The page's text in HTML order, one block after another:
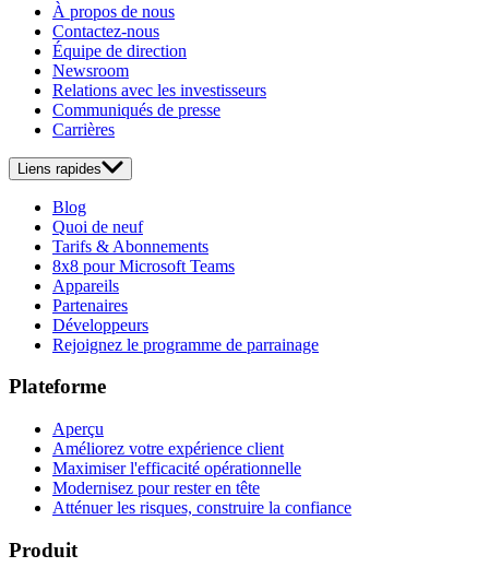
À propos de nous
Contactez-nous
Équipe de direction
Newsroom
Relations avec les investisseurs
Communiqués de presse
Carrières
Liens rapides
Blog
Quoi de neuf
Tarifs & Abonnements
8x8 pour Microsoft Teams
Appareils
Partenaires
Développeurs
Rejoignez le programme de parrainage
Plateforme
Aperçu
Améliorez votre expérience client
Maximiser l'efficacité opérationnelle
Modernisez pour rester en tête
Atténuer les risques, construire la confiance
Produit